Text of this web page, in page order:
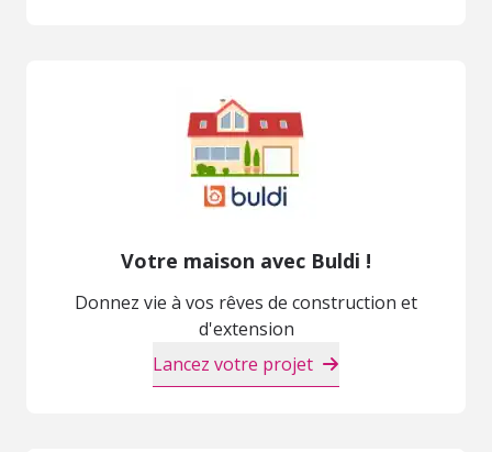
Votre maison avec Buldi !
Donnez vie à vos rêves de construction et
d'extension
Lancez votre projet